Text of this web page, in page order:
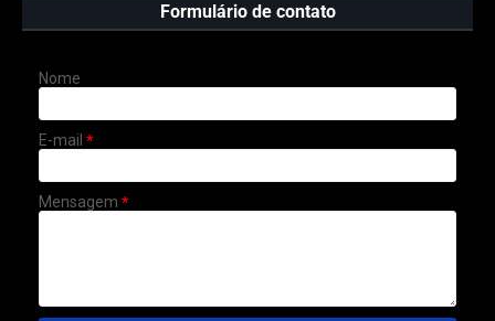
Formulário de contato
Nome
E-mail *
Mensagem *